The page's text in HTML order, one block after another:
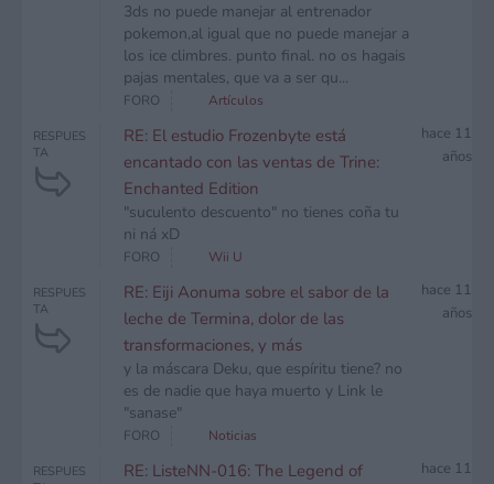
3ds no puede manejar al entrenador
pokemon,al igual que no puede manejar a
los ice climbres. punto final. no os hagais
pajas mentales, que va a ser qu...
FORO Artículos
RESPUES
TA
RE: El estudio Frozenbyte está
encantado con las ventas de Trine:
Enchanted Edition
"suculento descuento" no tienes coña tu
ni ná xD
hace 11
años
FORO Wii U
RESPUES
TA
RE: Eiji Aonuma sobre el sabor de la
leche de Termina, dolor de las
transformaciones, y más
y la máscara Deku, que espíritu tiene? no
es de nadie que haya muerto y Link le
"sanase"
hace 11
años
FORO Noticias
RESPUES
RE: ListeNN-016: The Legend of
hace 11